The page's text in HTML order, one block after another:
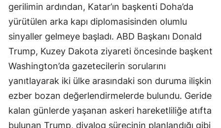
gerilimin ardından, Katar’ın başkenti Doha’da
yürütülen arka kapı diplomasisinden olumlu
sinyaller gelmeye başladı. ABD Başkanı Donald
Trump, Kuzey Dakota ziyareti öncesinde başkent
Washington’da gazetecilerin sorularını
yanıtlayarak iki ülke arasındaki son duruma ilişkin
ezber bozan değerlendirmelerde bulundu. Geride
kalan günlerde yaşanan askeri hareketliliğe atıfta
bulunan Trump, diyalog sürecinin planlandığı gibi